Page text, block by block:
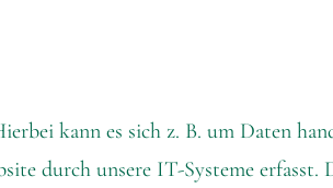
kann es sich z. B. um Daten
durch unsere IT-Systeme erfasst.